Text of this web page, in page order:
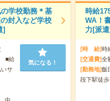
学校勤務＊基
封入など学校
]
■給
サ
気になる！
時給
WA！
力[派
[時 給]時
[交通費]全
[勤務地]飯
段下駅徒